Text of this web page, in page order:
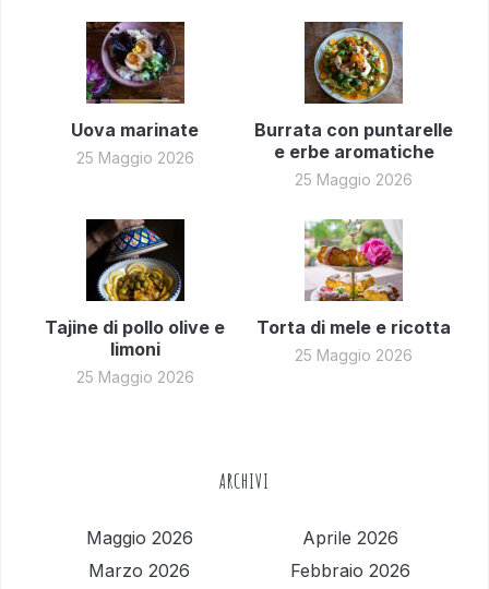
Uova marinate
25 Maggio 2026
Burrata con puntarelle
e erbe aromatiche
25 Maggio 2026
Tajine di pollo olive e
limoni
25 Maggio 2026
Torta di mele e ricotta
25 Maggio 2026
ARCHIVI
Maggio 2026
Aprile 2026
Marzo 2026
Febbraio 2026